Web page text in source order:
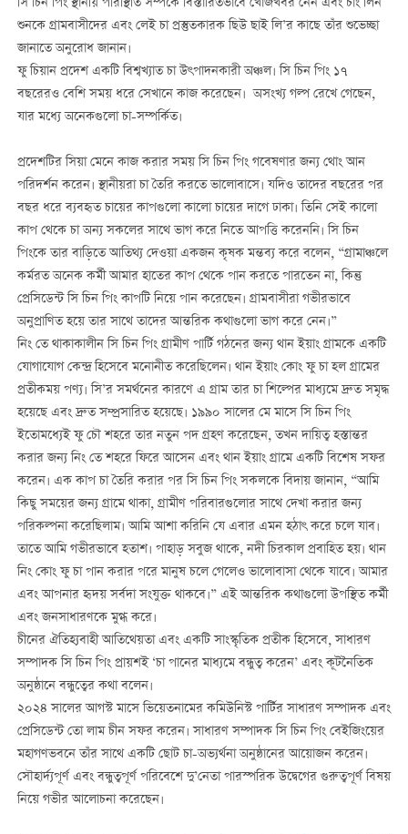
শুনকে গ্রামবাসীদের এবং লেই চা প্রস্তুতকারক ছিউ ছাই লি’র কাছে তাঁর শুভেচ্ছা
জানাতে অনুরোধ জানান।
ফু চিয়ান প্রদেশ একটি বিশ্বখ্যাত চা উৎপাদনকারী অঞ্চল। সি চিন পিং ১৭
বছরেরও বেশি সময় ধরে সেখানে কাজ করেছেন। অসংখ্য গল্প রেখে গেছেন,
যার মধ্যে অনেকগুলো চা-সম্পর্কিত।
প্রদেশটির সিয়া মেনে কাজ করার সময় সি চিন পিং গবেষণার জন্য থোং আন
পরিদর্শন করেন। স্থানীয়রা চা তৈরি করতে ভালোবাসে। যদিও তাদের বছরের পর
বছর ধরে ব্যবহৃত চায়ের কাপগুলো কালো চায়ের দাগে ঢাকা। তিনি সেই কালো
কাপ থেকে চা অন্য সকলের সাথে ভাগ করে নিতে আপত্তি করেননি। সি চিন
পিংকে তার বাড়িতে আতিথ্য দেওয়া একজন কৃষক মন্তব্য করে বলেন, “গ্রামাঞ্চলে
কর্মরত অনেক কর্মী আমার হাতের কাপ থেকে পান করতে পারতেন না, কিন্তু
প্রেসিডেন্ট সি চিন পিং কাপটি নিয়ে পান করেছেন। গ্রামবাসীরা গভীরভাবে
অনুপ্রাণিত হয়ে তার সাথে তাদের আন্তরিক কথাগুলো ভাগ করে নেন।”
নিং তে থাকাকালীন সি চিন পিং গ্রামীণ পার্টি গঠনের জন্য থান ইয়াং গ্রামকে একটি
যোগাযোগ কেন্দ্র হিসেবে মনোনীত করেছিলেন। থান ইয়াং কোং ফু চা হল গ্রামের
প্রতীকময় পণ্য। সি’র সমর্থনের কারণে এ গ্রাম তার চা শিল্পের মাধ্যমে দ্রুত সমৃদ্ধ
হয়েছে এবং দ্রুত সম্প্রসারিত হয়েছে। ১৯৯০ সালের মে মাসে সি চিন পিং
ইতোমধ্যেই ফু চৌ শহরে তার নতুন পদ গ্রহণ করেছেন, তখন দায়িত্ব হস্তান্তর
করার জন্য নিং তে শহরে ফিরে আসেন এবং থান ইয়াং গ্রামে একটি বিশেষ সফর
করেন। এক কাপ চা তৈরি করার পর সি চিন পিং সকলকে বিদায় জানান, “আমি
কিছু সময়ের জন্য গ্রামে থাকা, গ্রামীণ পরিবারগুলোর সাথে দেখা করার জন্য
পরিকল্পনা করেছিলাম। আমি আশা করিনি যে এবার এমন হঠাৎ করে চলে যাব।
তাতে আমি গভীরভাবে হতাশ। পাহাড় সবুজ থাকে, নদী চিরকাল প্রবাহিত হয়। থান
নিং কোং ফু চা পান করার পরে মানুষ চলে গেলেও ভালোবাসা থেকে যাবে। আমার
এবং আপনার হৃদয় সর্বদা সংযুক্ত থাকবে।” এই আন্তরিক কথাগুলো উপস্থিত কর্মী
এবং জনসাধারণকে মুগ্ধ করে।
চীনের ঐতিহ্যবাহী আতিথেয়তা এবং একটি সাংস্কৃতিক প্রতীক হিসেবে, সাধারণ
সম্পাদক সি চিন পিং প্রায়শই ‘চা পানের মাধ্যমে বন্ধুত্ব করেন’ এবং কূটনৈতিক
অনুষ্ঠানে বন্ধুত্বের কথা বলেন।
২০২৪ সালের আগস্ট মাসে ভিয়েতনামের কমিউনিস্ট পার্টির সাধারণ সম্পাদক এবং
প্রেসিডেন্ট তো লাম চীন সফর করেন। সাধারণ সম্পাদক সি চিন পিং বেইজিংয়ের
মহাগণভবনে তাঁর সাথে একটি ছোট চা-অভ্যর্থনা অনুষ্ঠানের আয়োজন করেন।
সৌহার্দ্যপূর্ণ এবং বন্ধুত্বপূর্ণ পরিবেশে দু’নেতা পারস্পরিক উদ্বেগের গুরুত্বপূর্ণ বিষয়
নিয়ে গভীর আলোচনা করেছেন।